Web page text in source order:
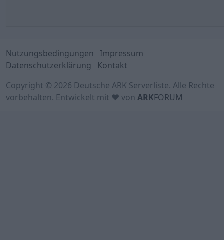
Nutzungsbedingungen
Impressum
Datenschutzerklärung
Kontakt
Copyright © 2026 Deutsche ARK Serverliste. Alle Rechte
vorbehalten. Entwickelt mit ♥ von ARKFORUM